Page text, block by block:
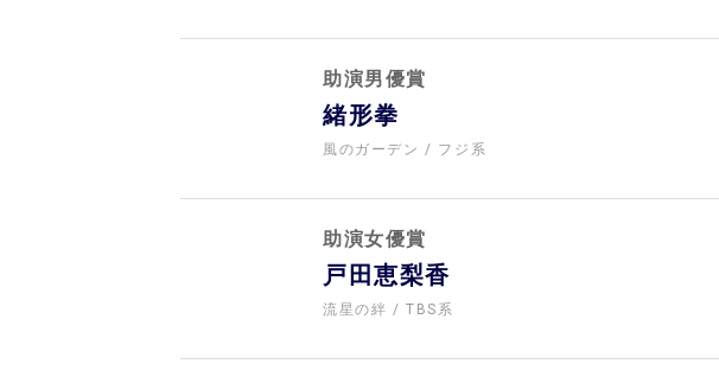
助演男優賞
緒形拳
風のガーデン フジ系
助演女優賞
戸田恵梨香
流星の絆 TBS系